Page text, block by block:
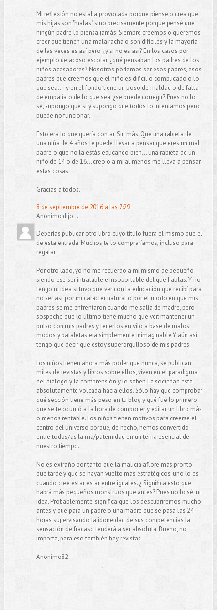
Mi reflexión no estaba provocada porque piense o crea que
mis hijas son "malas", sino precisamente porque pensé que
ningún padre lo piensa jamás. Siempre creemos o queremos
creer que tienen una mala racha o son difíciles y la mayoría
de las veces es así pero ¿y si no es así? En los casos por
ejemplo de acoso escolar, ¿qué pensaban los padres de los
niños acosadores? Nosotros podemos ser esos padres, esos
padres que creemos que el niño es dificil o complicado o lo
que sea.... y en el fondo tiene un poso de maldad o de falta
de empatía o de lo que sea. ¿se puede corregir? Pues no lo
sé, supongo que si y supongo que todos lo intentamos pero
puede no funcionar.
Esto era lo que quería contar. Sin más. Que una rabieta de
una niña de 4 años te puede llevar a pensar que eres un mal
padre o que no la estás educando bien... una rabieta de un
niño de 14 o de 16... creo o a mí al menos me lleva a pensar
estas cosas.
Gracias a todos.
8 de septiembre de 2016 a las 7:29
Anónimo dijo...
Deberías publicar otro libro cuyo título fuera el mismo que el
de esta entrada. Muchos te lo compraríamos, incluso para
regalar.
Por otro lado, yo no me recuerdo a mí mismo de pequeño
siendo ese ser intratable e insoportable del que hablas. Y no
tengo ni idea si tuvo que ver con la educación que recibí para
no ser así, por mi carácter natural o por el modo en que mis
padres se me enfrentaron cuando me salía de madre, pero
sospecho que lo último tiene mucho que ver: mantener un
pulso con mis padres y tenerlos en vilo a base de malos
modos y pataletas era simplemente inimaginable.Y aún así,
tengo que decir que estoy superorgulloso de mis padres.
Los niños tienen ahora más poder que nunca, se publican
miles de revistas y libros sobre ellos, viven en el paradigma
del diálogo y la comprensión y lo saben.La sociedad está
absolutamente volcada hacia ellos. Sólo hay que comprobar
qué sección tiene más peso en tu blog y qué fue lo primero
que se te ocurrió a la hora de componer y editar un libro más
o menos rentable. Los niños tienen motivos para creerse el
centro del universo porque, de hecho, hemos convertido
entre todos/as la ma/paternidad en un tema esencial de
nuestro tiempo.
No es extraño por tanto que la malicia aflore más pronto
que tarde y que se hayan vuelto más estratégicos: uno lo es
cuando cree estar estar entre iguales. ¿ Significa esto que
habrá más pequeños monstruos que antes? Pues no lo sé, ni
idea. Probablemente, significa que los descubriremos mucho
antes y que para un padre o una madre que se pasa las 24
horas supervisando la idoneidad de sus competencias la
sensación de fracaso tenderá a ser absoluta. Bueno, no
importa, para eso también hay revistas.
Anónimo82